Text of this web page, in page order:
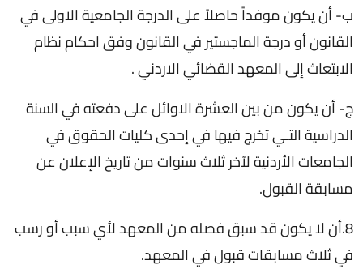
ب- أن يكون موفداً حاصلاً على الدرجة الجامعية الاولى في
القانون أو درجة الماجستير في القانون وفق احكام نظام
الابتعاث إلى المعهد القضائي الاردني .
ج- أن يكون من بين العشرة الاوائل على دفعته في السنة
الدراسية التـي تخرج فيها في إحدى كليات الحقوق في
الجامعات الأردنية لآخر ثلاث سنوات من تاريخ الإعلان عن
مسابقة القبول.
8.أن لا يكون قد سبق فصله من المعهد لأي سبب أو رسب
في ثلاث مسابقات قبول في المعهد.